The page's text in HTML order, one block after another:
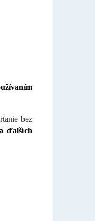
bez
ďalších